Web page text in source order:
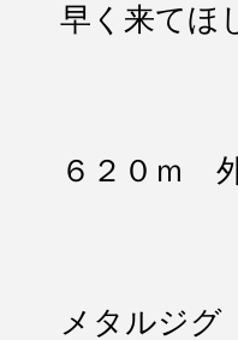
早く来てほ
６２０ｍ
メタルジグ